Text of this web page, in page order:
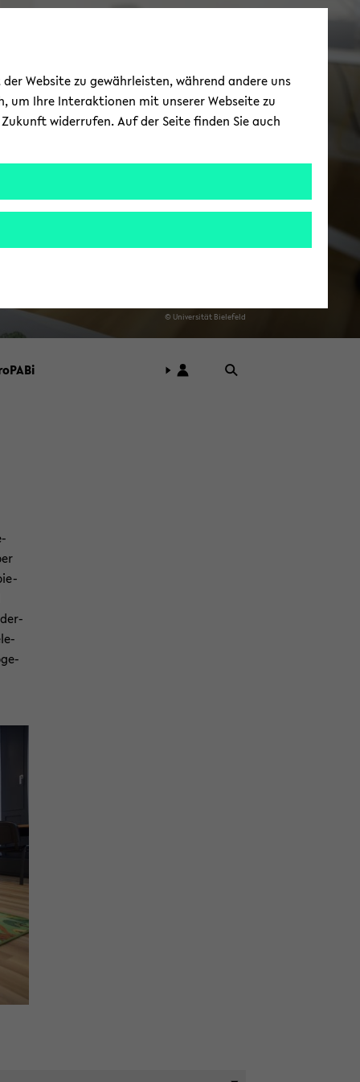
© Uni­ver­si­tät Bie­le­feld
Website zu gewährleisten, während andere uns
um Ihre Interaktionen mit unserer Webseite zu
widerrufen. Auf der Seite finden Sie auch